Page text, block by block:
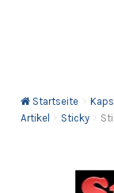
Kaugummis
Startseite
Artikel
Sticky